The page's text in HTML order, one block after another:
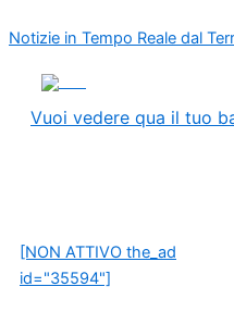
al
Notizie in Tempo Reale dal
Vuoi vedere qua il tuo
[NON ATTIVO the_ad
id="35594"]
articoli